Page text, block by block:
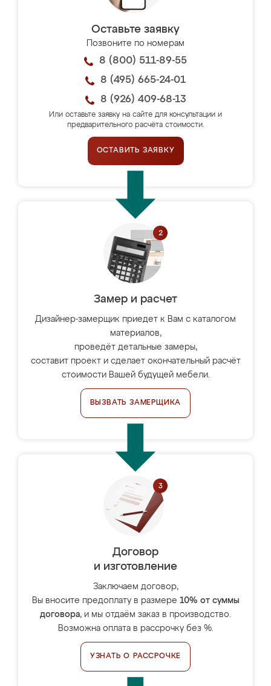
Оставьте заявку
Позвоните по номерам
8 (800) 511-89-55
8 (495) 665-24-01
8 (926) 409-68-13
Или оставьте заявку на сайте для консультации и
предварительного расчёта стоимости.
ОСТАВИТЬ ЗАЯВКУ
Замер и расчет
Дизайнер-замерщик приедет к Вам с каталогом
материалов,
проведёт детальные замеры,
составит проект и сделает окончательный расчёт
стоимости Вашей будущей мебели.
ВЫЗВАТЬ ЗАМЕРЩИКА
Договор
и изготовление
Заключаем договор,
Вы вносите предоплату в размере 10% от суммы
договора, и мы отдаём заказ в производство.
Возможна оплата в рассрочку без %.
УЗНАТЬ О РАССРОЧКЕ